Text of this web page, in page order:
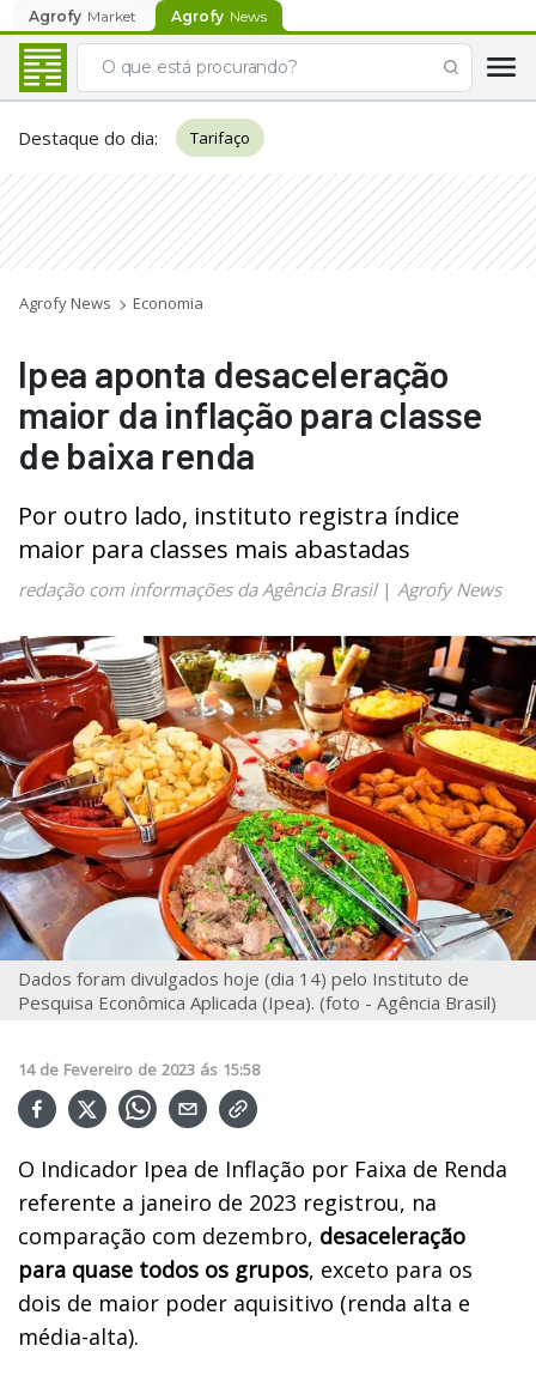
Agrofy Market Agrofy News
Destaque do dia: Tarifaço
Agrofy News Economia
Ipea aponta desaceleração
maior da inflação para classe
de baixa renda
Por outro lado, instituto registra índice
maior para classes mais abastadas
redação com informações da Agência Brasil| Agrofy News
Dados foram divulgados hoje (dia 14) pelo Instituto de
Pesquisa Econômica Aplicada (Ipea). (foto - Agência Brasil)
14 de Fevereiro de 2023 ás 15:58
O Indicador Ipea de Inflação por Faixa de Renda
referente a janeiro de 2023 registrou, na
comparação com dezembro, desaceleração
para quase todos os grupos, exceto para os
dois de maior poder aquisitivo (renda alta e
média-alta).